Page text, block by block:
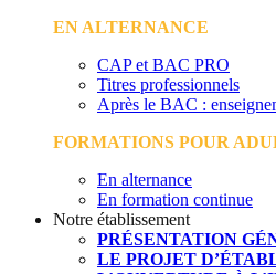
EN ALTERNANCE
CAP et BAC PRO
Titres professionnels
Après le BAC :
FORMATIONS POUR
En alternance
En formation continue
Notre établissement
PRÉSENTATION
LE PROJET